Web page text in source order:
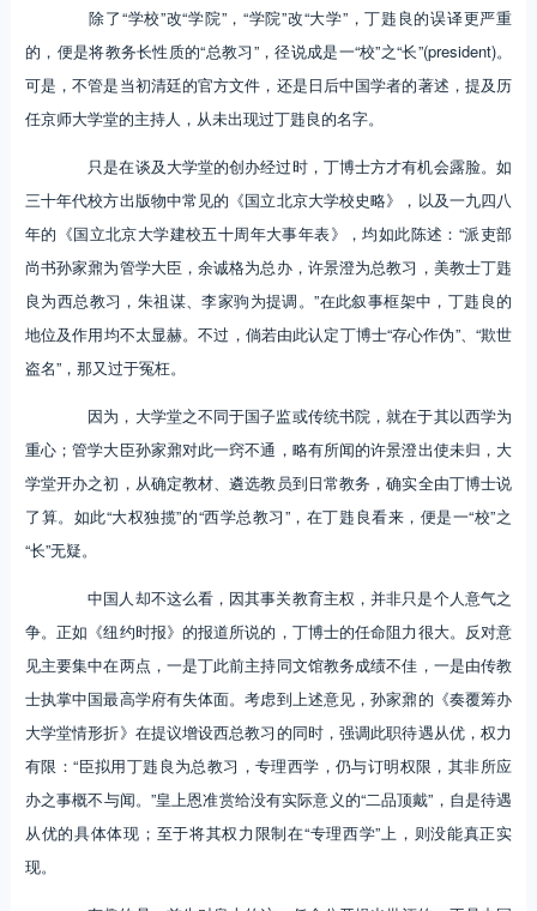
除了“学校”改“学院”，“学院”改“大学”，丁韪良的误译更严重
的，便是将教务长性质的“总教习”，径说成是一“校”之“长”(president)。
可是，不管是当初清廷的官方文件，还是日后中国学者的著述，提及历
任京师大学堂的主持人，从未出现过丁韪良的名字。
只是在谈及大学堂的创办经过时，丁博士方才有机会露脸。如
三十年代校方出版物中常见的《国立北京大学校史略》，以及一九四八
年的《国立北京大学建校五十周年大事年表》，均如此陈述：“派吏部
尚书孙家鼐为管学大臣，余诚格为总办，许景澄为总教习，美教士丁韪
良为西总教习，朱祖谋、李家驹为提调。”在此叙事框架中，丁韪良的
地位及作用均不太显赫。不过，倘若由此认定丁博士“存心作伪”、“欺世
盗名”，那又过于冤枉。
因为，大学堂之不同于国子监或传统书院，就在于其以西学为
重心；管学大臣孙家鼐对此一窍不通，略有所闻的许景澄出使未归，大
学堂开办之初，从确定教材、遴选教员到日常教务，确实全由丁博士说
了算。如此“大权独揽”的“西学总教习”，在丁韪良看来，便是一“校”之
“长”无疑。
中国人却不这么看，因其事关教育主权，并非只是个人意气之
争。正如《纽约时报》的报道所说的，丁博士的任命阻力很大。反对意
见主要集中在两点，一是丁此前主持同文馆教务成绩不佳，一是由传教
士执掌中国最高学府有失体面。考虑到上述意见，孙家鼐的《奏覆筹办
大学堂情形折》在提议增设西总教习的同时，强调此职待遇从优，权力
有限：“臣拟用丁韪良为总教习，专理西学，仍与订明权限，其非所应
办之事概不与闻。”皇上恩准赏给没有实际意义的“二品顶戴”，自是待遇
从优的具体体现；至于将其权力限制在“专理西学”上，则没能真正实
现。